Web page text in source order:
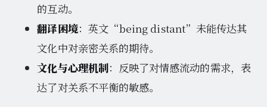
的互动。
翻译困境：英文“being distant”未能传达其
文化中对亲密关系的期待。
文化与心理机制：反映了对情感流动的需求，表
达了对关系不平衡的敏感。